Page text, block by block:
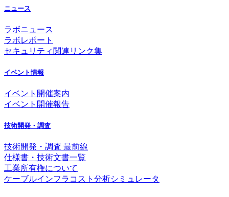
ニュース
ラボニュース
ラボレポート
セキュリティ関連リンク集
イベント情報
イベント開催案内
イベント開催報告
技術開発・調査
技術開発・調査 最前線
仕様書・技術文書一覧
工業所有権について
ケーブルインフラコスト分析シミュレータ